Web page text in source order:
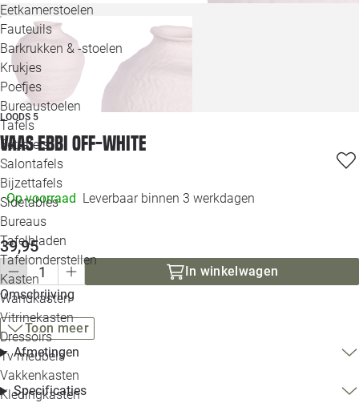
Eetkamerstoelen
Fauteuils
Barkrukken & -stoelen
Krukjes
Poefjes
Bureaustoelen
Tafels
Eettafels
Salontafels
Bijzettafels
Sidetables
Bureaus
Tafelbladen
Tafelonderstellen
Kasten
Wandkasten
Vitrinekasten
Dressoirs
Tv meubels
Vakkenkasten
Kledingkasten
LOODS 5
Vaas Ebbi off-white
Op voorraad Leverbaar binnen 3 werkdagen
39,95
In winkelwagen
Omschrijving
Toon meer
Afmetingen
Specificaties